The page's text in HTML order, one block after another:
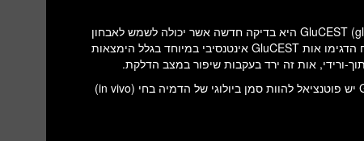
סריקת MRI בשם GluCEST (glutamate chemical exchange saturation transfer) היא בדיקה חדשה אשר יכולה לשמש לאבחון
מוקדם של דלקת המוח בעזרת איתור ריכוז הגלוטמט. אזורי דלקת במוח הדגימו אות GluCEST אינטנסיבי במיוחד בגלל הימצאות
ורידי, אות זה ירד בעקבות שיפור במצב הדלקת.
לסיכום, גלוטמט ממלא תפקיד בדלקת המוח, ולסיגנל בדיקת GluCEST יש פוטנציאל להוות סמן ביולוגי של הדמיה בחי (in vivo)